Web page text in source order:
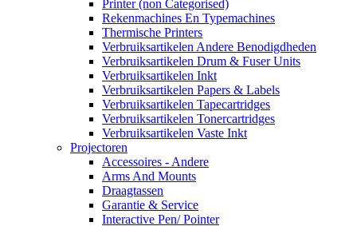
Printer (non Categorised)
Rekenmachines En Typemachines
Thermische Printers
Verbruiksartikelen Andere Benodigdheden
Verbruiksartikelen Drum & Fuser Units
Verbruiksartikelen Inkt
Verbruiksartikelen Papers & Labels
Verbruiksartikelen Tapecartridges
Verbruiksartikelen Tonercartridges
Verbruiksartikelen Vaste Inkt
Projectoren
Accessoires - Andere
Arms And Mounts
Draagtassen
Garantie & Service
Interactive Pen/ Pointer